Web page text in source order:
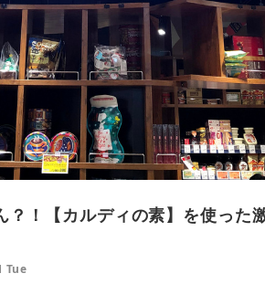
？！【カルディの素】を使った
Tue